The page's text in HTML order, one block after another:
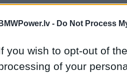
BMWPower.lv - Do Not Process
you wish to opt-out of
of your